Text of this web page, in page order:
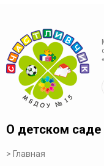
О детском
Главная